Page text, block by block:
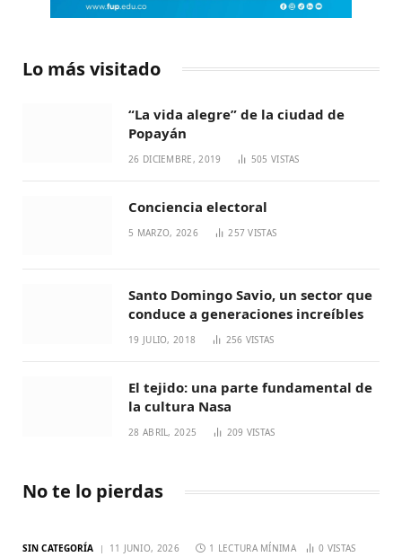
Lo más visitado
“La vida alegre” de la ciudad de
Popayán
26 DICIEMBRE, 2019 505 VISTAS
Conciencia electoral
5 MARZO, 2026 257VISTAS
Santo Domingo Savio, un sector que
conduce a generaciones increíbles
19 JULIO, 2018 256 VISTAS
El tejido: una parte fundamental de
la cultura Nasa
28 ABRIL, 2025 209 VISTAS
No te lo pierdas
SIN CATEGORÍA 11 JUNIO, 2026 1 LECTURA MÍNIMA 0 VISTAS